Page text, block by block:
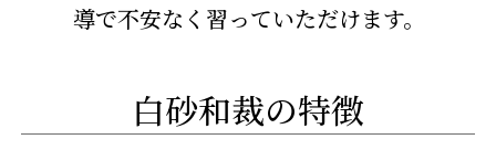
導で不安なく習っていただけます。
白砂和裁の特徴